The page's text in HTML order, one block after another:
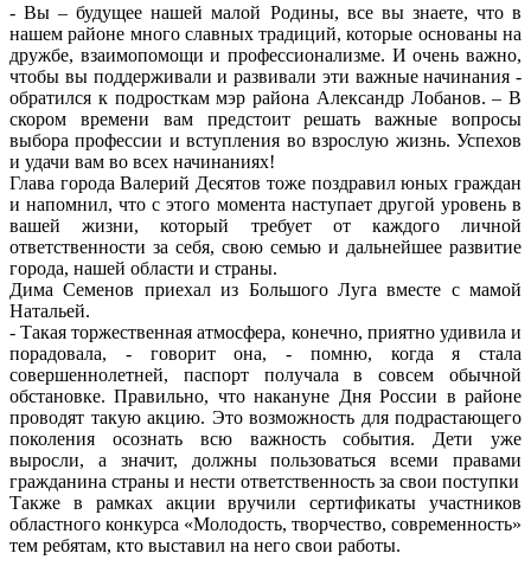
- Вы – будущее нашей малой Родины, все вы знаете, что в
нашем районе много славных традиций, которые основаны на
дружбе, взаимопомощи и профессионализме. И очень важно,
чтобы вы поддерживали и развивали эти важные начинания -
обратился к подросткам мэр района Александр Лобанов. – В
скором времени вам предстоит решать важные вопросы
выбора профессии и вступления во взрослую жизнь. Успехов
и удачи вам во всех начинаниях!
Глава города Валерий Десятов тоже поздравил юных граждан
и напомнил, что с этого момента наступает другой уровень в
вашей жизни, который требует от каждого личной
ответственности за себя, свою семью и дальнейшее развитие
города, нашей области и страны.
Дима Семенов приехал из Большого Луга вместе с мамой
Натальей.
- Такая торжественная атмосфера, конечно, приятно удивила и
порадовала, - говорит она, - помню, когда я стала
совершеннолетней, паспорт получала в совсем обычной
обстановке. Правильно, что накануне Дня России в районе
проводят такую акцию. Это возможность для подрастающего
поколения осознать всю важность события. Дети уже
выросли, а значит, должны пользоваться всеми правами
гражданина страны и нести ответственность за свои поступки
Также в рамках акции вручили сертификаты участников
областного конкурса «Молодость, творчество, современность»
тем ребятам, кто выставил на него свои работы.